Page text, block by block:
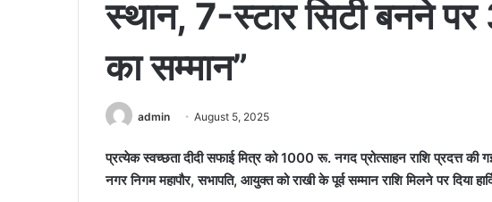
स्थान, 7-स्टार सिटी बनने
का सम्मान”
admin August 5, 2025
प्रत्येक स्वच्छता दीदी सफाई मित्र को 1000 रू. नगद प्रोत्साहन राशि प्रदत्त की
नगर निगम महापौर, सभापति, आयुक्त को राखी के पूर्व सम्मान राशि मिलने पर दिया